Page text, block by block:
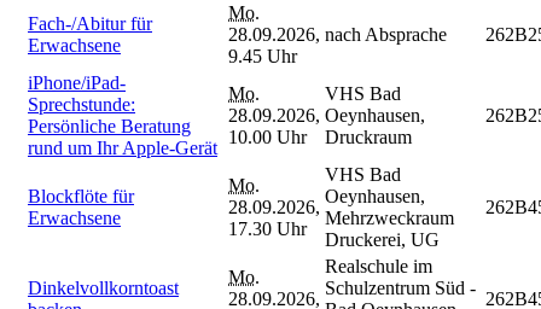
Fach-/Abitur für
Erwachsene
Mo.
28.09.2026,
9.45 Uhr
nach Absprache
iPhone/iPad-
Sprechstunde:
Persönliche Beratung
rund um Ihr Apple-Gerät
Mo.
28.09.2026,
10.00 Uhr
VHS Bad
Oeynhausen,
Druckraum
Blockflöte für
Erwachsene
Mo.
28.09.2026,
17.30 Uhr
VHS Bad
Oeynhausen,
Mehrzweckraum
Druckerei, UG
Dinkelvollkorntoast
Mo.
28.09.2026,
Realschule im
Schulzentrum Süd -